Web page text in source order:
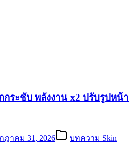
กระชับ พลังงาน x2 ปรับรูปหน้า
ฎาคม 31, 2026 บทความ Skin